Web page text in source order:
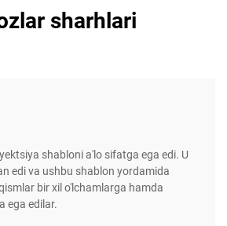
sharhlari
shabloni a'lo sifatga ega edi. U
edi va ushbu shablon yordamida
bir xil o'lchamlarga hamda
ega edilar.